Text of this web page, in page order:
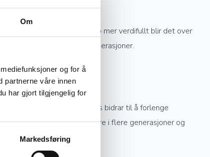
Om
og for å
partnerne våre innen
har gjort tilgjengelig for
Markedsføring
knytting et teppe har, desto mer verdifullt blir det over
tepper kan gå i arv i generasjoner.
sollys og profesjonell rens bidrar til å forlenge
et håndknyttet teppe vare i flere generasjoner og